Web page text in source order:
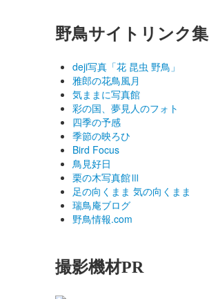
野鳥サイトリンク集
deji写真「花 昆虫 野鳥」
雅郎の花鳥風月
気ままに写真館
彩の国、夢見人のフォト
四季の予感
季節の映ろひ
Bird Focus
鳥見好日
栗の木写真館Ⅲ
足の向くまま 気の向くまま
瑞鳥庵ブログ
野鳥情報.com
撮影機材PR